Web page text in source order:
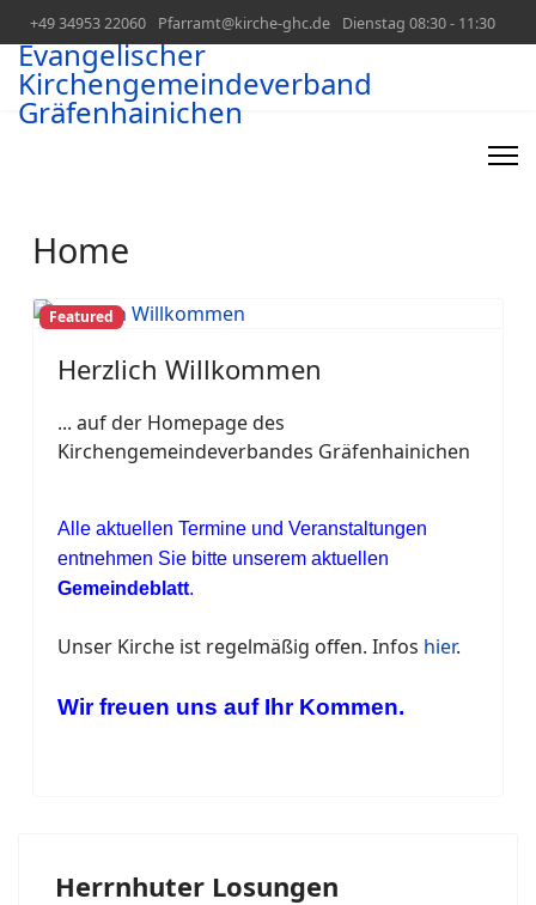
+49 34953 22060 Pfarramt@kirche-ghc.de Dienstag 08:30 - 11:30
Evangelischer
Kirchengemeindeverband
Gräfenhainichen
Home
Featured
Herzlich Willkommen
... auf der Homepage des
Kirchengemeindeverbandes Gräfenhainichen
Alle aktuellen Termine und Veranstaltungen
entnehmen Sie bitte unserem aktuellen
Gemeindeblatt.
Unser Kirche ist regelmäßig offen. Infos hier.
Wir freuen uns auf Ihr Kommen.
Herrnhuter Losungen